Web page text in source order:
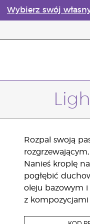
Wybierz swój
Rozpal swoją
Nanieś kroplę
pogłębić
oleju bazowym i
z kompozycjami